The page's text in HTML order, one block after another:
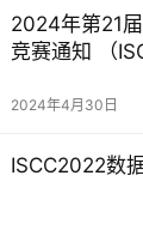
2024年第21
竞赛通知 （
2024年4月30日
ISCC2022数